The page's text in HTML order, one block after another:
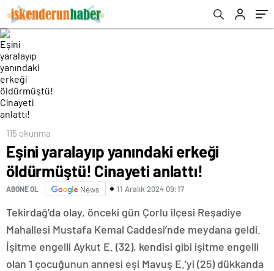
115 okunma
Eşini yaralayıp yanındaki erkeği
öldürmüştü! Cinayeti anlattı!
ABONE OL News 11 Aralık 2024 09:17
Tekirdağ’da olay, önceki gün Çorlu ilçesi Reşadiye
Mahallesi Mustafa Kemal Caddesi’nde meydana geldi.
İşitme engelli Aykut E. (32), kendisi gibi işitme engelli
olan 1 çocuğunun annesi eşi Mavuş E.’yi (25) dükkanda